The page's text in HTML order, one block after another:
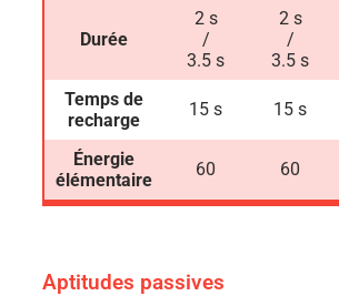
Durée
2 s
/
3.5 s
2 s
/
3.5 s
Temps de
recharge
15 s 15 s
Énergie
élémentaire
60 60
Aptitudes passives